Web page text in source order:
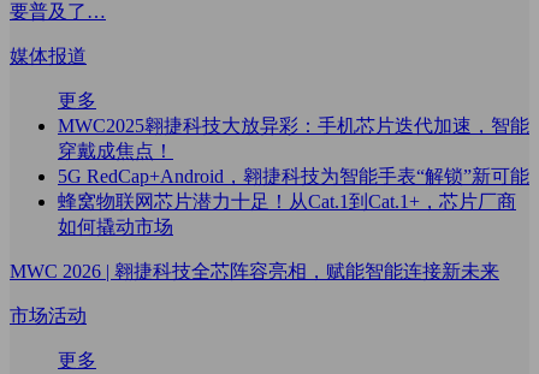
要普及了…
媒体报道
更多
MWC2025翱捷科技大放异彩：手机芯片迭代加速，智能
穿戴成焦点！
5G RedCap+Android，翱捷科技为智能手表“解锁”新可能
蜂窝物联网芯片潜力十足！从Cat.1到Cat.1+，芯片厂商
如何撬动市场
MWC 2026 | 翱捷科技全芯阵容亮相，赋能智能连接新未来
市场活动
更多